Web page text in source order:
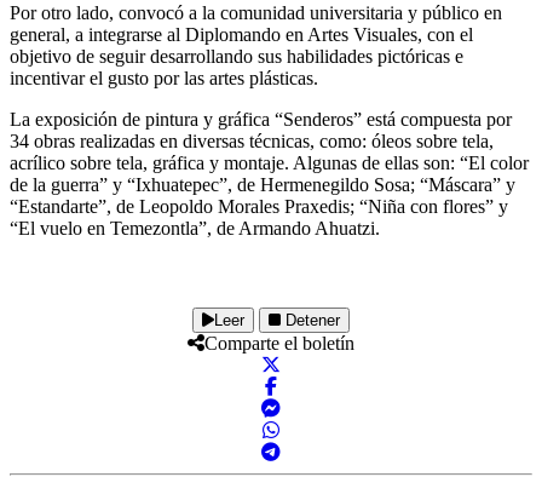
Por otro lado, convocó a la comunidad universitaria y público en
general, a integrarse al Diplomando en Artes Visuales, con el
objetivo de seguir desarrollando sus habilidades pictóricas e
incentivar el gusto por las artes plásticas.
La exposición de pintura y gráfica “Senderos” está compuesta por
34 obras realizadas en diversas técnicas, como: óleos sobre tela,
acrílico sobre tela, gráfica y montaje. Algunas de ellas son: “El color
de la guerra” y “Ixhuatepec”, de Hermenegildo Sosa; “Máscara” y
“Estandarte”, de Leopoldo Morales Praxedis; “Niña con flores” y
“El vuelo en Temezontla”, de Armando Ahuatzi.
Leer Detener
Comparte el boletín